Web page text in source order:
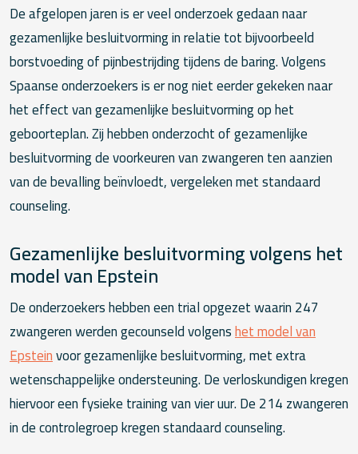
De afgelopen jaren is er veel onderzoek gedaan naar
gezamenlijke besluitvorming in relatie tot bijvoorbeeld
borstvoeding of pijnbestrijding tijdens de baring. Volgens
Spaanse onderzoekers is er nog niet eerder gekeken naar
het effect van gezamenlijke besluitvorming op het
geboorteplan. Zij hebben onderzocht of gezamenlijke
besluitvorming de voorkeuren van zwangeren ten aanzien
van de bevalling beïnvloedt, vergeleken met standaard
counseling.
Gezamenlijke besluitvorming volgens het
model van Epstein
De onderzoekers hebben een trial opgezet waarin 247
zwangeren werden gecounseld volgenshet model van
Epsteinvoor gezamenlijke besluitvorming, met extra
wetenschappelijke ondersteuning. De verloskundigen kregen
hiervoor een fysieke training van vier uur. De 214 zwangeren
in de controlegroep kregen standaard counseling.